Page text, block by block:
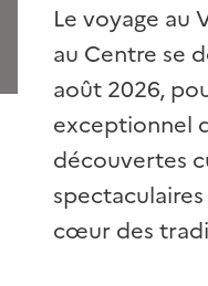
Le voyage au
au Centre se
août 2026,
exceptionnel
découvertes
cœur des